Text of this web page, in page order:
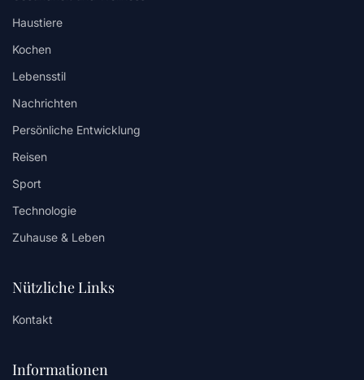
Haustiere
Kochen
Lebensstil
Nachrichten
Persönliche Entwicklung
Reisen
Sport
Technologie
Zuhause & Leben
Nützliche Links
Kontakt
Informationen